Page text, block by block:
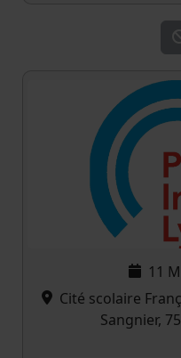
11
Cité scolaire
Sangnier,